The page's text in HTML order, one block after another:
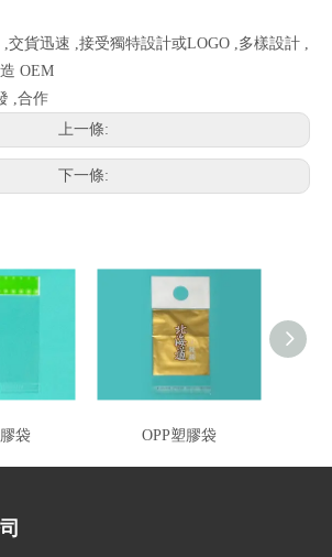
交貨迅速 ,接受獨特設計或LOGO ,多樣設計 ,
OEM
,合作
上一條:
下一條:
袋 OPP塑膠袋